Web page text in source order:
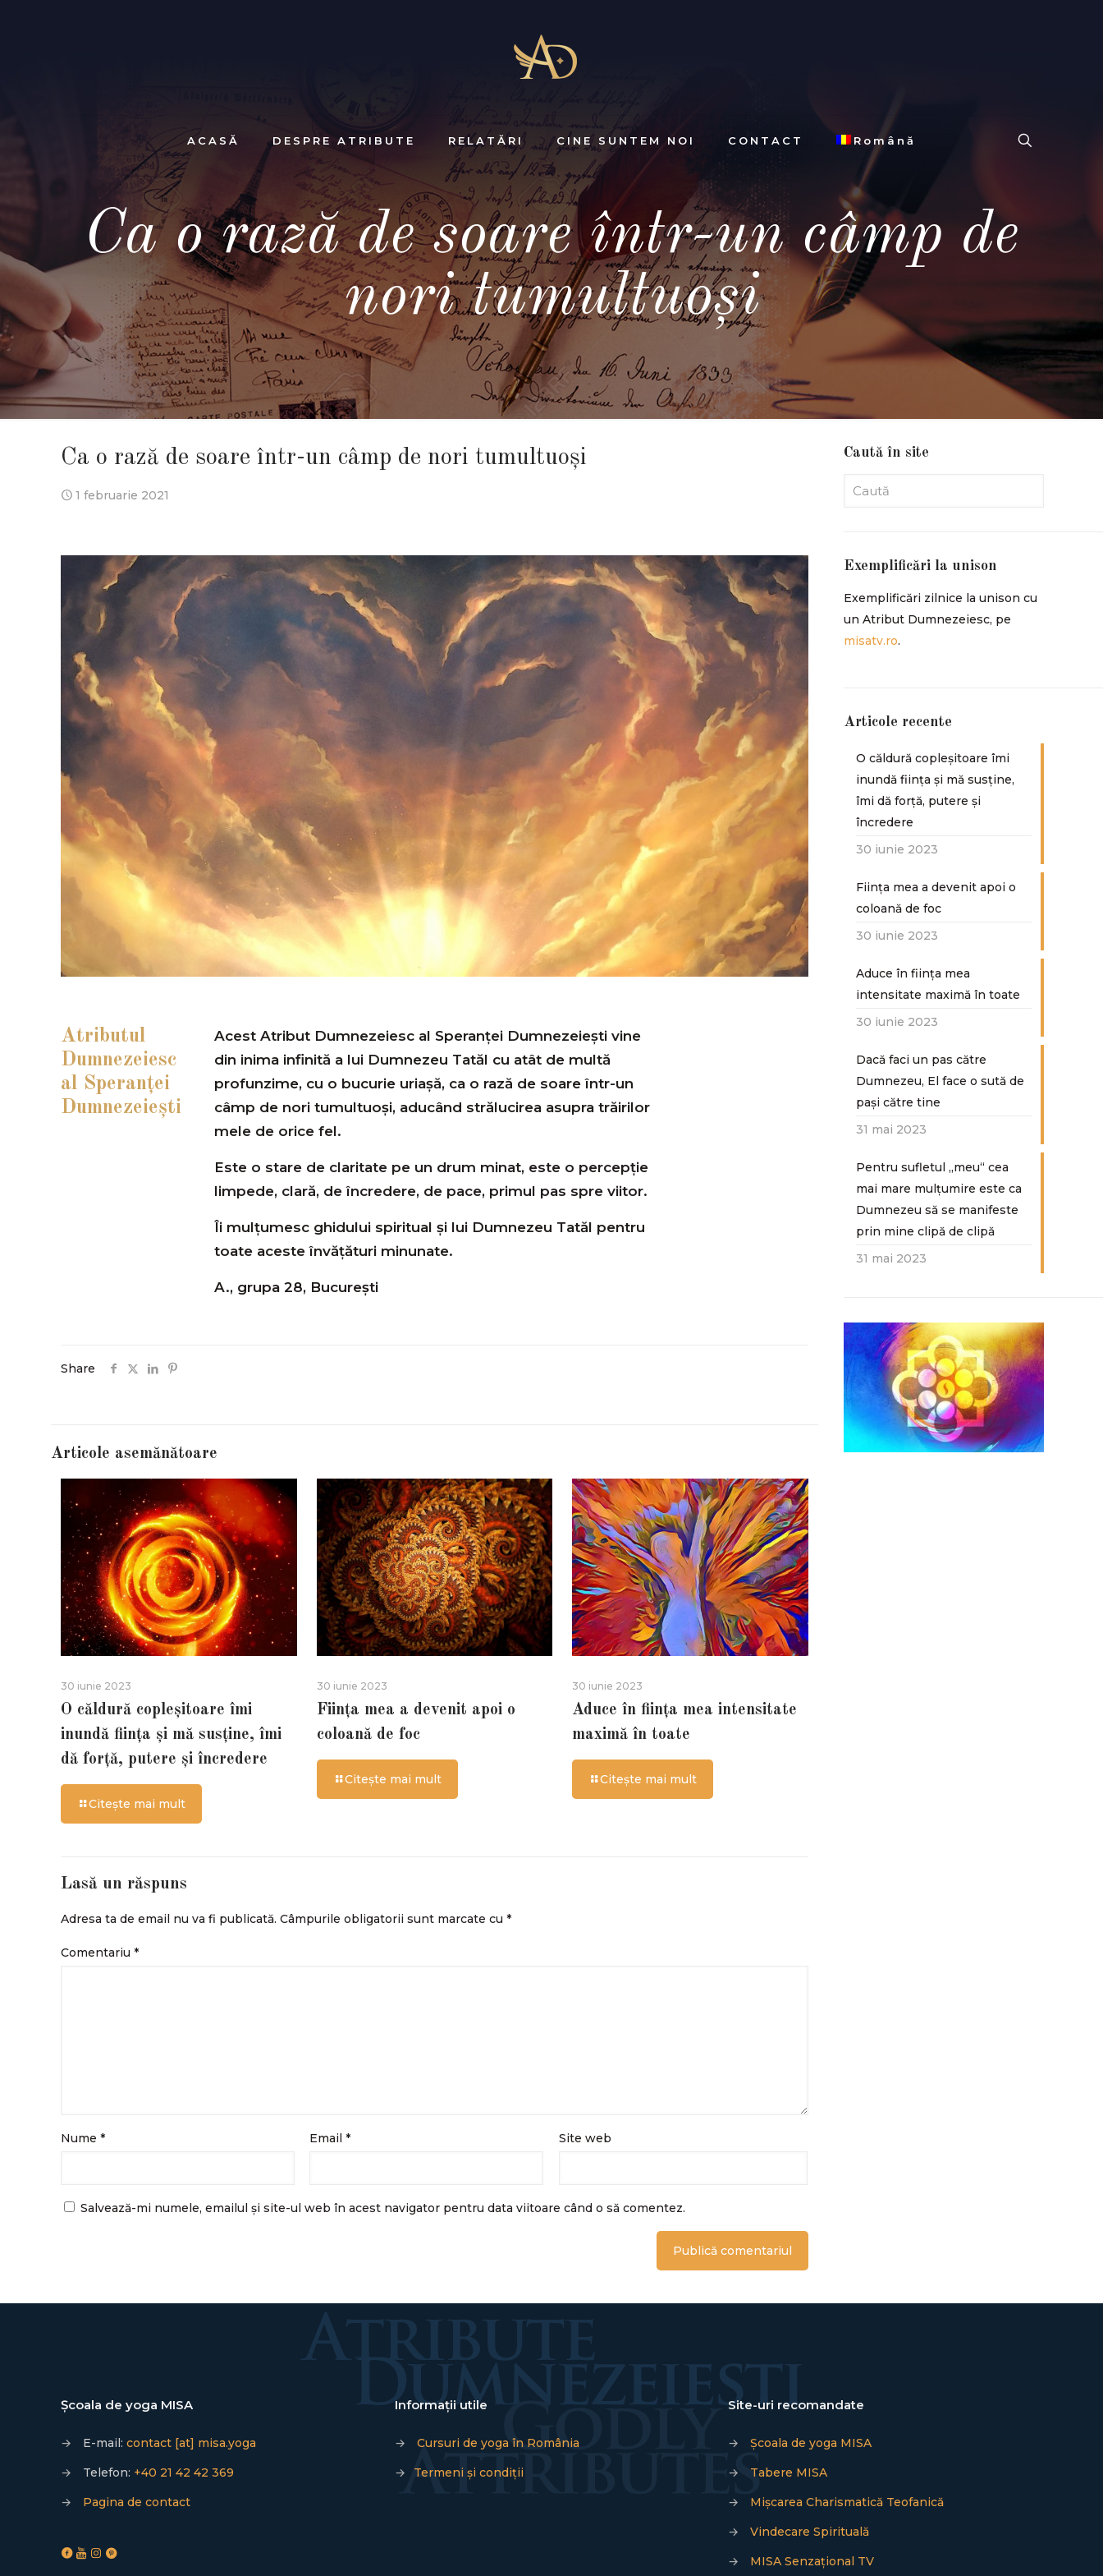
ACASĂ DESPRE ATRIBUTE RELATĂRI CINE SUNTEM NOI CONTACT Română
Ca o rază de soare într-un câmp de
nori tumultuoşi
Ca o rază de soare într-un câmp de nori tumultuoşi
1 februarie 2021
Atributul
Dumnezeiesc
al Speranţei
Dumnezeieşti
Acest Atribut Dumnezeiesc al Speranței Dumnezeieşti vine
din inima infinită a lui Dumnezeu Tatăl cu atât de multă
profunzime, cu o bucurie uriașă, ca o rază de soare într-un
câmp de nori tumultuoşi, aducând strălucirea asupra trăirilor
mele de orice fel.
Este o stare de claritate pe un drum minat, este o percepție
limpede, clară, de încredere, de pace, primul pas spre viitor.
Îi mulțumesc ghidului spiritual și lui Dumnezeu Tatăl pentru
toate aceste învățături minunate.
A., grupa 28, Bucureşti
Share
Articole asemănătoare
30 iunie 2023
O căldură copleșitoare îmi
inundă ființa și mă susține, îmi
dă forță, putere și încredere
Citește mai mult
30 iunie 2023
Ființa mea a devenit apoi o
coloană de foc
Citește mai mult
30 iunie 2023
Aduce în ființa mea intensitate
maximă în toate
Citește mai mult
Lasă un răspuns
Adresa ta de email nu va fi publicată. Câmpurile obligatorii sunt marcate cu *
Comentariu *
Nume * Email* Site web
Salvează-mi numele, emailul și site-ul web în acest navigator pentru data viitoare când o să comentez.
Caută în site
Exemplificări la unison
Exemplificări zilnice la unison cu
un Atribut Dumnezeiesc, pe
misatv.ro.
Articole recente
O căldură copleșitoare îmi
inundă ființa și mă susține,
îmi dă forță, putere și
încredere
30 iunie 2023
Ființa mea a devenit apoi o
coloană de foc
30 iunie 2023
Aduce în ființa mea
intensitate maximă în toate
30 iunie 2023
Dacă faci un pas către
Dumnezeu, El face o sută de
paşi către tine
31 mai 2023
Pentru sufletul „meu“ cea
mai mare mulțumire este ca
Dumnezeu să se manifeste
prin mine clipă de clipă
31 mai 2023
Școala de yoga MISA
→ E-mail: contact [at] misa.yoga
→
Telefon: +40 21 42 42 369
→
Pagina de contact
Informații utile
→
Cursuri de yoga în România
→
Termeni și condiții
Site-uri recomandate
→
Școala de yoga MISA
→
Tabere MISA
→
Mișcarea Charismatică Teofanică
→
Vindecare Spirituală
→
MISA Senzațional TV